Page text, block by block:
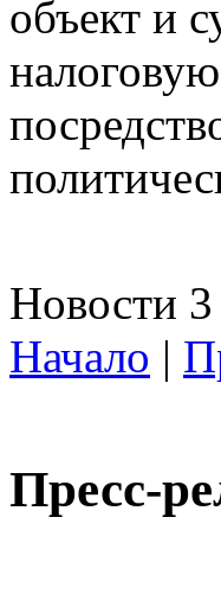
объект и
Новости
Начало |
Пресс-